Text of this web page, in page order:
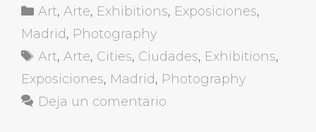
Categorías
Art,Arte, Exhibitions, Exposiciones,
Madrid, Photography
Etiquetas
Art,Arte, Cities, Ciudades, Exhibitions,
Exposiciones, Madrid, Photography
Deja un comentario